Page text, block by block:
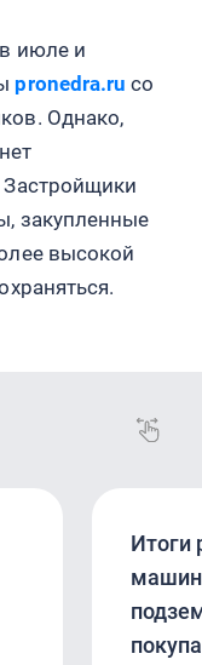
в июле и
pronedra.ru со
Однако,
Застройщики
закупленные
высокой
Итоги